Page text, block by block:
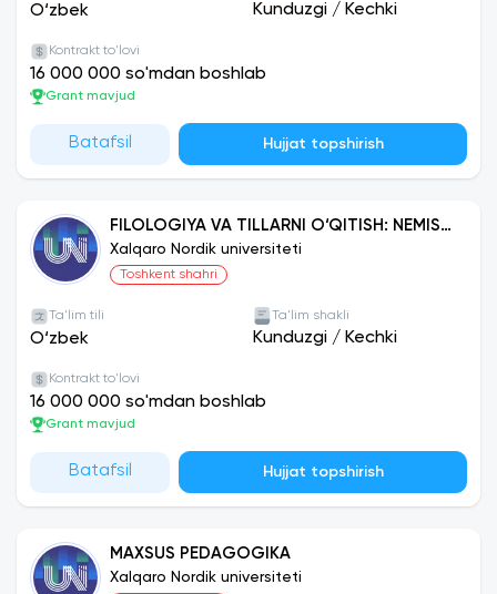
O‘zbek Kunduzgi / Kechki
Kontrakt to'lovi
16 000 000 so'mdan boshlab
Grant mavjud
Batafsil Hujjat topshirish
FILOLOGIYA VA TILLARNI O‘QITISH: NEMIS
TILI
Xalqaro Nordik universiteti
Toshkent shahri
Ta'lim tili
O‘zbek
Ta'lim shakli
Kunduzgi / Kechki
Kontrakt to'lovi
16 000 000 so'mdan boshlab
Grant mavjud
Batafsil Hujjat topshirish
MAXSUS PEDAGOGIKA
Xalqaro Nordik universiteti